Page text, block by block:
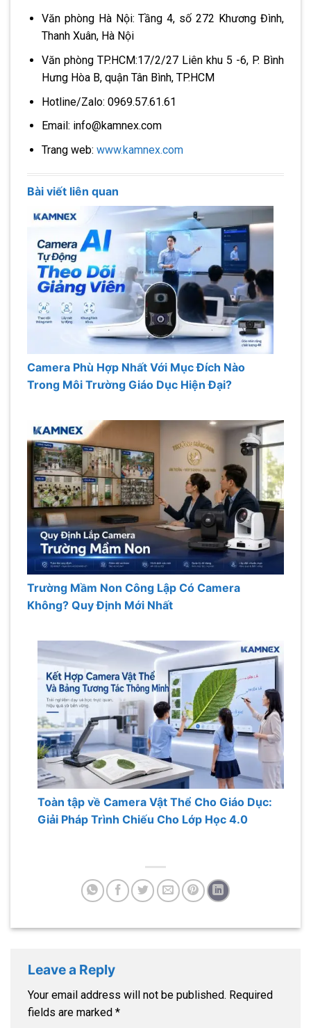
Văn phòng Hà Nội: Tầng 4, số 272 Khương Đình,
Thanh Xuân, Hà Nội
Văn phòng TP.HCM:17/2/27 Liên khu 5 -6, P. Bình
Hưng Hòa B, quận Tân Bình, TP.HCM
Hotline/Zalo: 0969.57.61.61
Email: info@kamnex.com
Trang web: www.kamnex.com
Bài viết liên quan
Camera Phù Hợp Nhất Với Mục Đích Nào
Trong Môi Trường Giáo Dục Hiện Đại?
Trường Mầm Non Công Lập Có Camera
Không? Quy Định Mới Nhất
Toàn tập về Camera Vật Thể Cho Giáo Dục:
Giải Pháp Trình Chiếu Cho Lớp Học 4.0
Leave a Reply
Your email address will not be published. Required
fields are marked *